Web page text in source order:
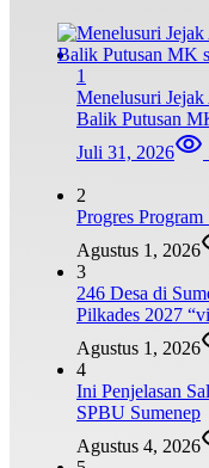
1
Menelusuri
Balik Putusan
Juli 31, 2026
2
Progres
Agustus 1, 2026
3
246 Desa di
Pilkades 2027
Agustus 1, 2026
4
Ini Penjelasan
SPBU Sumenep
Agustus 4, 2026